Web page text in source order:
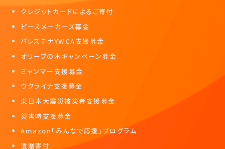
クレジットカードによるご寄付
ピースメーカーズ募金
パレスチナYWCA支援募金
オリーブの木キャンペーン募金
ミャンマー支援募金
ウクライナ支援募金
東日本大震災被災者支援募金
災害時支援募金
Amazon「みんなで応援」プログラム
遺贈寄付